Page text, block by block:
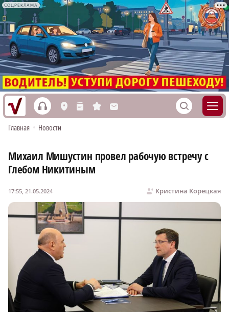
СОЦРЕКЛАМА
h L n s M S
Главная • Новости
Михаил Мишустин провел рабочую встречу с
Глебом Никитиным
Кристина Корецкая
17:55, 21.05.2024